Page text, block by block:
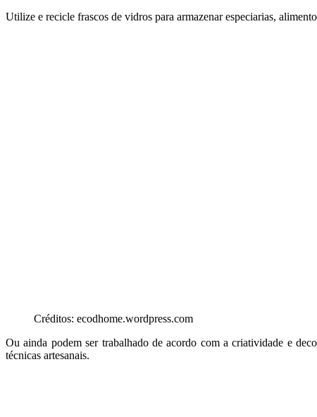
Utilize e recicle frascos de vidros para armazenar especiarias,
Créditos: ecodhome.wordpress.com
Ou ainda podem ser trabalhado de acordo com a criatividade e
técnicas artesanais.